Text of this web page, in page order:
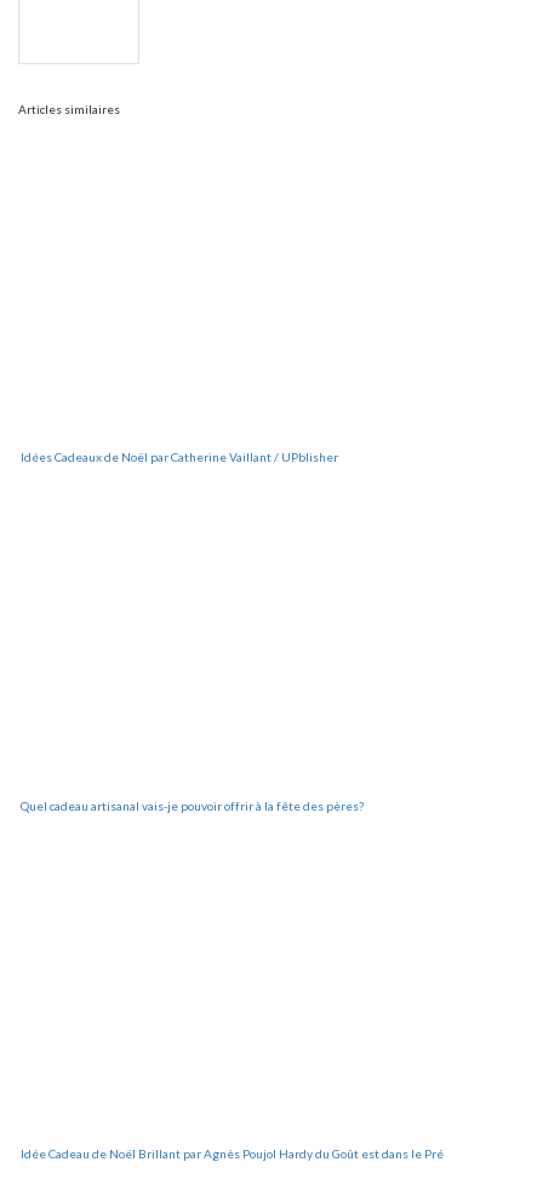
Articles similaires
Idées Cadeaux de Noël par Catherine Vaillant / UPblisher
Quel cadeau artisanal vais-je pouvoir offrir à la fête des pères?
Idée Cadeau de Noël Brillant par Agnès Poujol Hardy du Goût est dans le Pré